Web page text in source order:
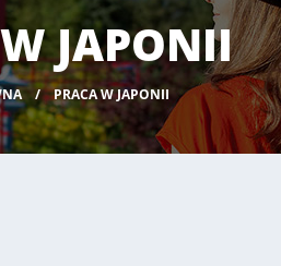
JAPONII
PRACA W JAPONII